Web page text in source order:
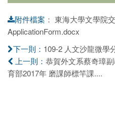
附件檔案 ： 東海大學文學院
ApplicationForm.docx
下一則： 109-2 人文沙龍微學
上一則： 恭賀外文系蔡奇璋
育部2017年 磨課師標竿課....